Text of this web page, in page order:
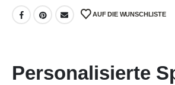
AUF DIE WUNSCHLISTE
Personalisierte